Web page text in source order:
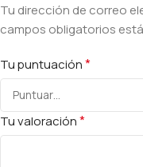
Tu dirección de correo
campos obligatorios
Tu puntuación*
Tu valoración*